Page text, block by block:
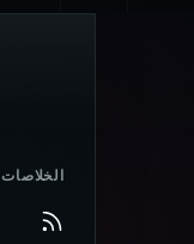
الخلاصات